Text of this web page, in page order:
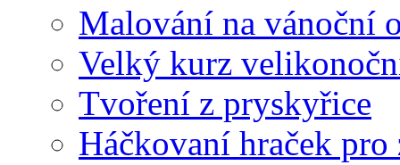
Malování na vánoční
Velký kurz
Tvoření z pryskyřice
Háčkovaní hraček pro